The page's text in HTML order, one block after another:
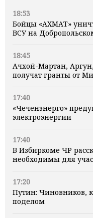
18:53
Бойцы «АХМАТ»
ВСУ на
18:45
Ачхой-Мартан,
получат гранты от
17:40
«Чеченэнерго»
электроэнергии
17:40
В Избиркоме ЧР
необходимы для
17:20
Путин: Чиновников,
поделом